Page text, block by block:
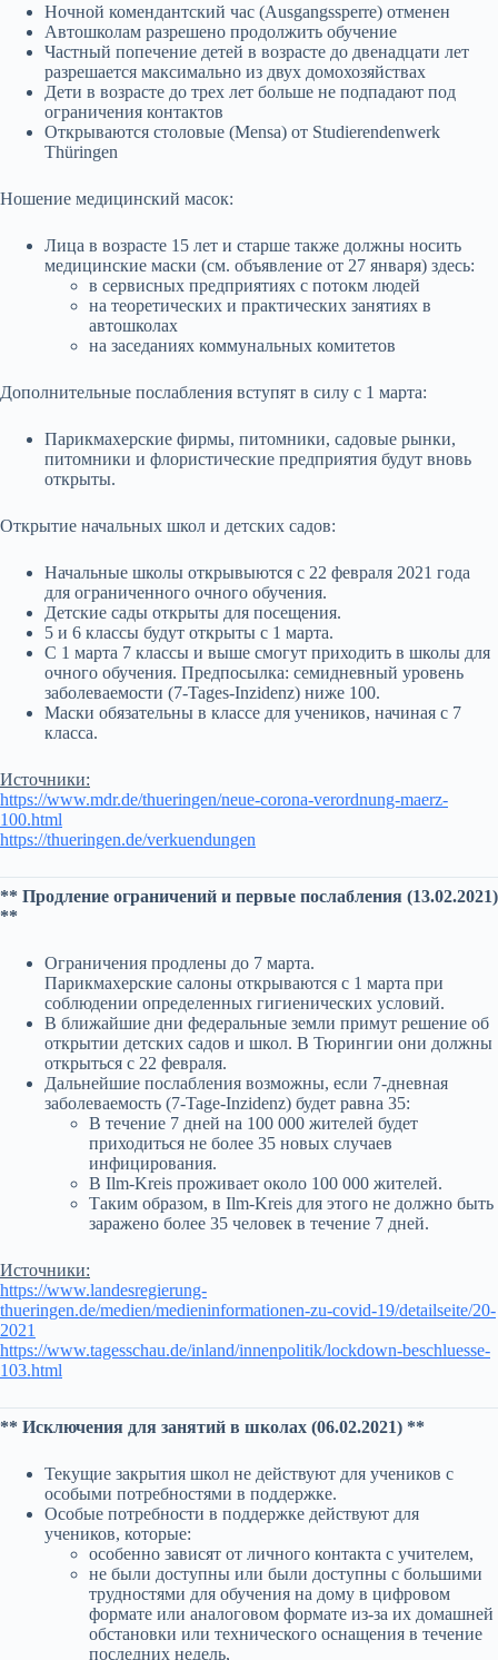
Ночной комендантский час (Ausgangssperre) отменен
Автошколам разрешено продолжить обучение
Частный попечение детей в возрасте до двенадцати лет
разрешается максимально из двух домохозяйствах
Дети в возрасте до трех лет больше не подпадают под
ограничения контактов
Открываются столовые (Mensa) от Studierendenwerk
Thüringen
Ношение медицинский масок:
Лица в возрасте 15 лет и старше также должны носить
медицинские маски (см. объявление от 27 января) здесь:
в сервисных предприятиях с потокм людей
на теоретических и практических занятиях в
автошколах
на заседаниях коммунальных комитетов
Дополнительные послабления вступят в силу с 1 марта:
Парикмахерские фирмы, питомники, садовые рынки,
питомники и флористические предприятия будут вновь
открыты.
Открытие начальных школ и детских садов:
Начальные школы открывыются с 22 февраля 2021 года
для ограниченного очного обучения.
Детские сады открыты для посещения.
5 и 6 классы будут открыты с 1 марта.
С 1 марта 7 классы и выше смогут приходить в школы для
очного обучения. Предпосылка: семидневный уровень
заболеваемости (7-Tages-Inzidenz) ниже 100.
Маски обязательны в классе для учеников, начиная с 7
класса.
Источники:
https://www.mdr.de/thueringen/neue-corona-verordnung-maerz-
100.html
https://thueringen.de/verkuendungen
** Продление ограничений и первые послабления (13.02.2021)
**
Ограничения продлены до 7 марта.
Парикмахерские салоны открываются с 1 марта при
соблюдении определенных гигиенических условий.
В ближайшие дни федеральные земли примут решение об
открытии детских садов и школ. В Тюрингии они должны
открыться с 22 февраля.
Дальнейшие послабления возможны, если 7-дневная
заболеваемость (7-Tage-Inzidenz) будет равна 35:
В течение 7 дней на 100 000 жителей будет
приходиться не более 35 новых случаев
инфицирования.
В Ilm-Kreis проживает около 100 000 жителей.
Таким образом, в Ilm-Kreis для этого не должно быть
заражено более 35 человек в течение 7 дней.
Источники:
https://www.landesregierung-
thueringen.de/medien/medieninformationen-zu-covid-19/detailseite/20-
2021
https://www.tagesschau.de/inland/innenpolitik/lockdown-beschluesse-
103.html
** Исключения для занятий в школах (06.02.2021) **
Текущие закрытия школ не действуют для учеников с
особыми потребностями в поддержке.
Особые потребности в поддержке действуют для
учеников, которые:
особенно зависят от личного контакта с учителем,
не были доступны или были доступны с большими
трудностями для обучения на дому в цифровом
формате или аналоговом формате из-за их домашней
обстановки или технического оснащения в течение
последних недель,